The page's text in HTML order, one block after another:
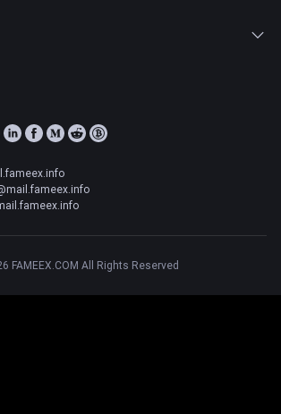
FAMEEX.COM All Rights Reserved